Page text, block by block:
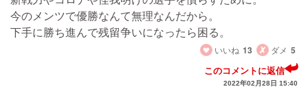
今のメンツで優勝なんて無理なんだから。
下手に勝ち進んで残留争いになったら困る。
いいね 13 ダメ 5
このコメントに返信
2022年02月28日 15:40